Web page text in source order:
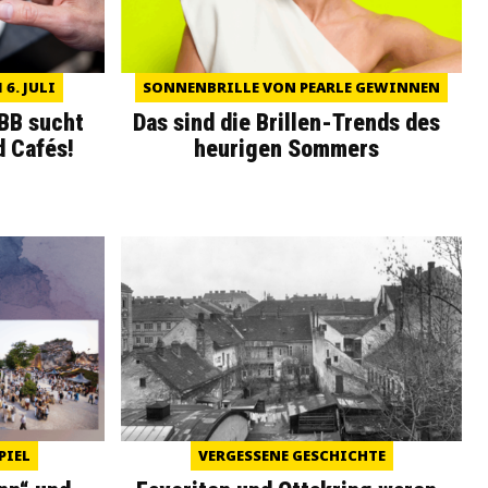
6. JULI
sucht
Cafés!
SONNENBRILLE VON PEARLE GEWINNEN
Das sind die Brillen-Trends des
heurigen Sommers
VERGESSENE GESCHICHTE